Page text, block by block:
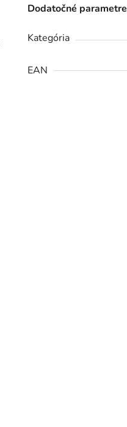
Dodatočné parametre
Kategória
EAN